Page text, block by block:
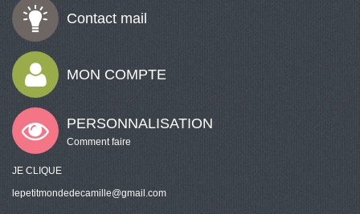
Contact mail
MON COMPTE
PERSONNALISATION
Comment faire
JE CLIQUE
lepetitmondedecamille@gmail.com